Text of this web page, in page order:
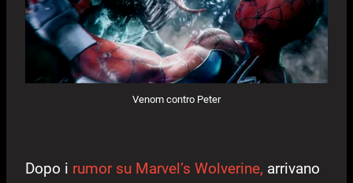
Venom contro Peter
Dopo i rumor su Marvel’s Wolverine, arrivano